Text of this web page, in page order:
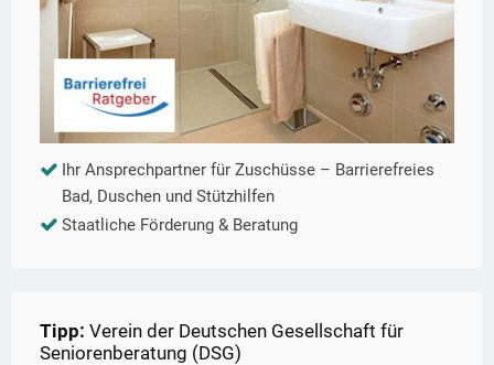
Ihr Ansprechpartner für Zuschüsse – Barrierefreies
Bad, Duschen und Stützhilfen
Staatliche Förderung & Beratung
Tipp: Verein der Deutschen Gesellschaft für
Seniorenberatung (DSG)